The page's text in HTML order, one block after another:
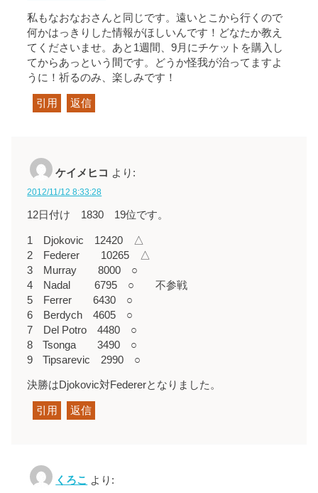
私もなおなおさんと同じです。遠いとこから行くので
何かはっきりした情報がほしいんです！どなたか教え
てくださいませ。あと1週間、9月にチケットを購入し
てからあっという間です。どうか怪我が治ってますよ
うに！祈るのみ、楽しみです！
引用 返信
ケイメヒコ より:
2012/11/12 8:33:28
12日付け 1830 19位です。
1 Djokovic 12420 △
2 Federer 10265 △
3 Murray 8000 ○
4 Nadal 6795 ○ 不参戦
5 Ferrer 6430 ○
6 Berdych 4605 ○
7 Del Potro 4480 ○
8 Tsonga 3490 ○
9 Tipsarevic 2990 ○
決勝はDjokovic対Federerとなりました。
引用 返信
くろこ より: